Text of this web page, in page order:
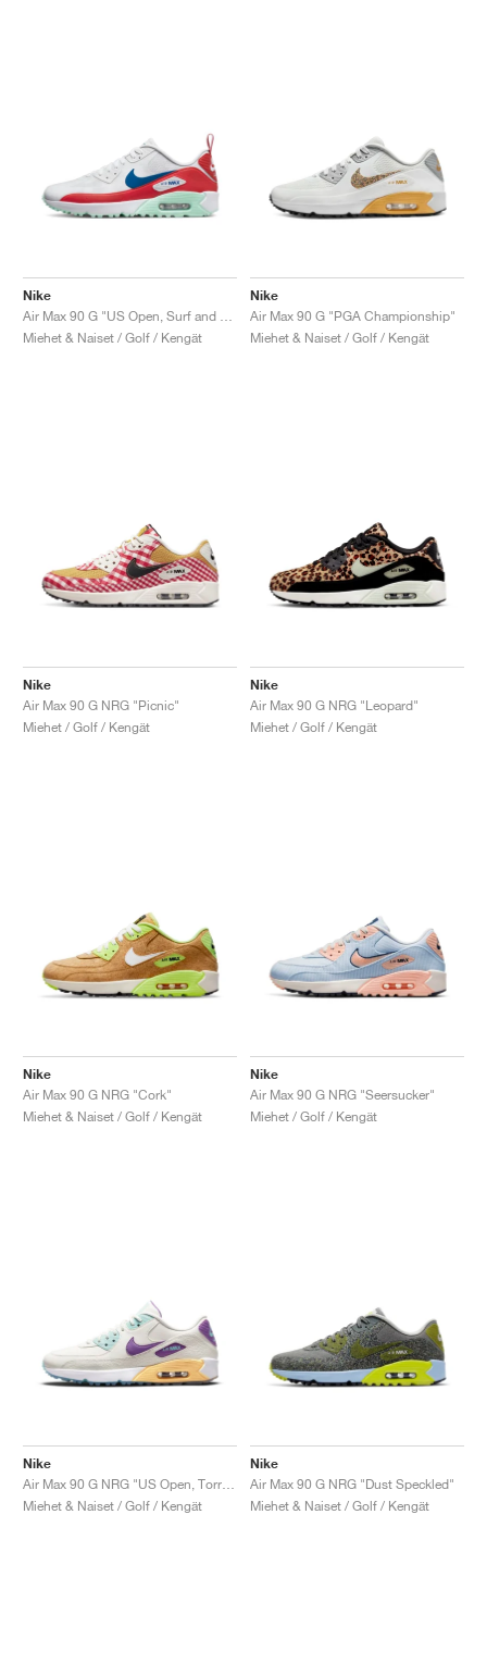
Nike
Miehet & Naiset / Golf / Kengät
Nike
Air Max 90 G "PGA Championship"
Miehet & Naiset / Golf / Kengät
Nike
Air Max 90 G NRG "Picnic"
Miehet / Golf / Kengät
Nike
Air Max 90 G NRG "Leopard"
Miehet / Golf / Kengät
Nike
Air Max 90 G NRG "Cork"
Miehet & Naiset / Golf / Kengät
Nike
Air Max 90 G NRG "Seersucker"
Miehet / Golf / Kengät
Nike
Miehet & Naiset / Golf / Kengät
Nike
Air Max 90 G NRG "Dust Speckled"
Miehet & Naiset / Golf / Kengät